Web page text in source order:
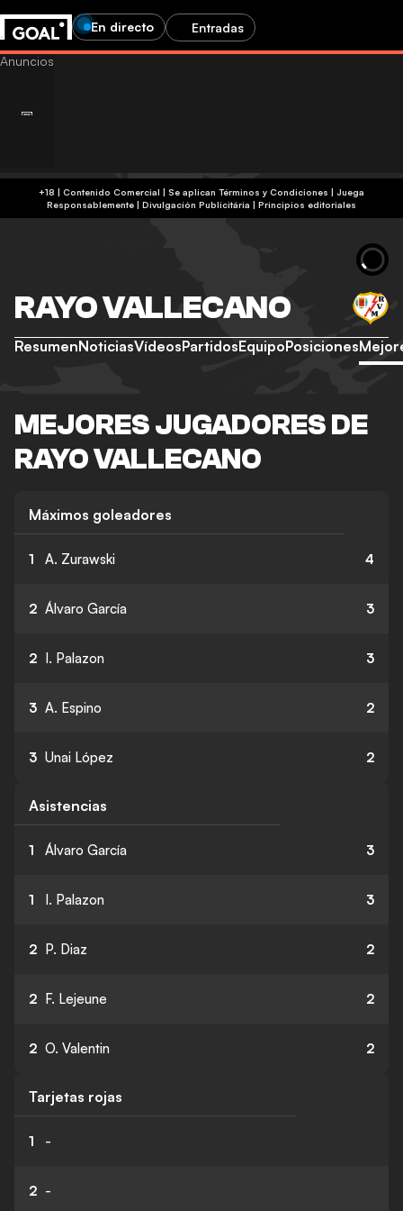
En directo Entradas
+18 | Contenido Comercial | Se aplican Términos y Condiciones | Juega
Responsablemente | Divulgación Publicitária | Principios editoriales
RAYO VALLECANO
ResumenNoticiasVídeosPartidosEquipoPosiciones
MEJORES JUGADORES DE
RAYO VALLECANO
Máximos goleadores
1 A. Zurawski 4
2 Álvaro García 3
2 I. Palazon 3
3 A. Espino 2
3 Unai López 2
Asistencias
1 Álvaro García 3
1 I. Palazon 3
2 P. Diaz 2
2 F. Lejeune 2
2 O. Valentin 2
Tarjetas rojas
1 -
2 -